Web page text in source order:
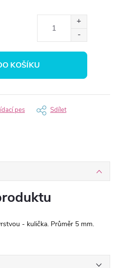
KOŠÍKU
pes Sdílet
- kulička. Průměr 5 mm.